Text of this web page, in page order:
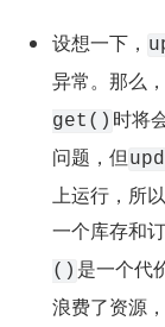
设想一下，
异常。那么，
get() 时将
问题，但
上运行，所
一个库存和
() 是一个代
浪费了资源